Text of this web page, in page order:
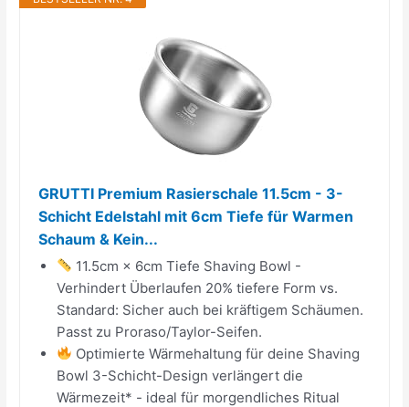
GRUTTI Premium Rasierschale 11.5cm - 3-
Schicht Edelstahl mit 6cm Tiefe für Warmen
Schaum & Kein...
11.5cm × 6cm Tiefe Shaving Bowl -
Verhindert Überlaufen 20% tiefere Form vs.
Standard: Sicher auch bei kräftigem Schäumen.
Passt zu Proraso/Taylor-Seifen.
Optimierte Wärmehaltung für deine Shaving
Bowl 3-Schicht-Design verlängert die
Wärmezeit* - ideal für morgendliches Ritual